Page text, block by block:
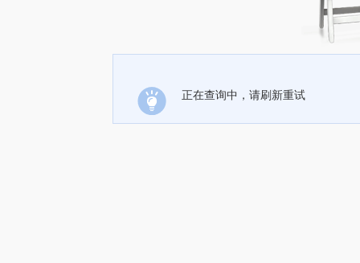
正在查询中，请刷新重试